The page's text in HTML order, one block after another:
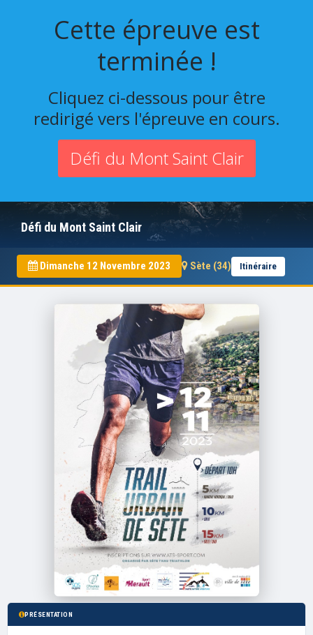
Cette épreuve est
terminée !
Cliquez ci-dessous pour être
redirigé vers l'épreuve en cours.
Défi du Mont Saint Clair
Défi du Mont Saint Clair
Dimanche 12 Novembre 2023 Sète (34) Itinéraire
PRÉSENTATION